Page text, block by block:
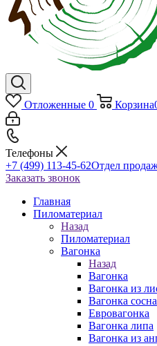
Отложенные 0 Корзина
Телефоны
+7 (499) 113-45-62Отдел
Заказать звонок
Главная
Пиломатериал
Назад
Пиломатериал
Вагонка
Назад
Вагонка
Вагонка из
Вагонка сосна
Евровагонка
Вагонка липа
Вагонка из